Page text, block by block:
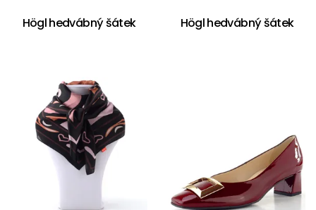
Högl hedvábný šátek Högl hedvábný šátek